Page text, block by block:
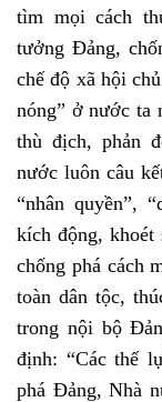
tìm mọi cách
tưởng Đảng,
chế độ xã hội
nóng” ở nước ta
thù địch, phản
nước luôn câu
“nhân quyền”,
kích động, khoét
chống phá cách
toàn dân tộc,
trong nội bộ
định: “Các thế
phá Đảng, Nhà